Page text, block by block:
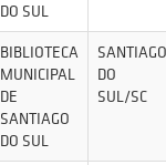
DO SUL
BIBLIOTECA
MUNICIPAL
DE
SANTIAGO
DO SUL
SANTIAGO
DO
SUL/SC